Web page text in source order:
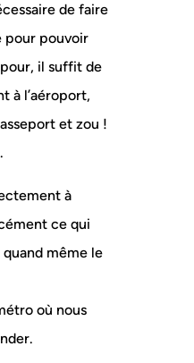
de faire
pour pouvoir
il suffit de
à l’aéroport,
et zou !
à
ce qui
même le
où nous